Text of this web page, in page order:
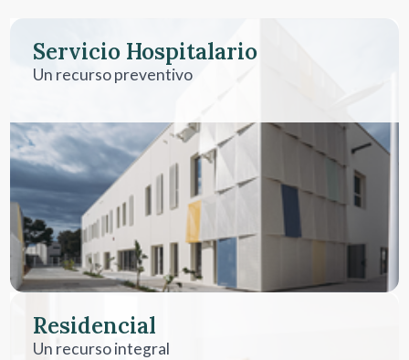
Servicio Hospitalario
Un recurso preventivo
Residencial
Un recurso integral